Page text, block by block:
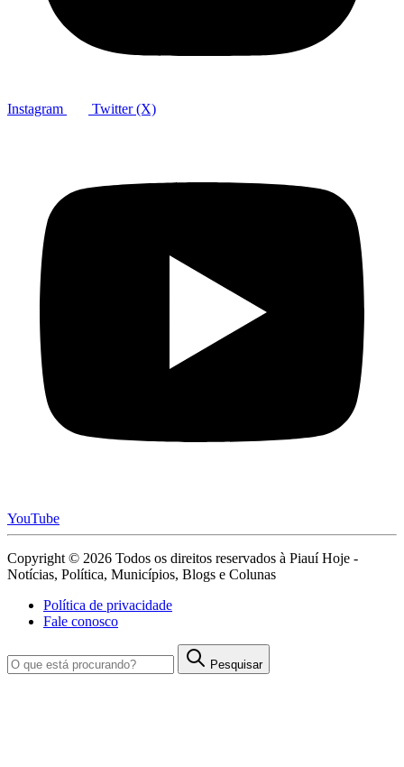
Instagram Twitter (X)
YouTube
Copyright © 2026 Todos os direitos reservados à Piauí Hoje -
Notícias, Política, Municípios, Blogs e Colunas
Política de privacidade
Fale conosco
Pesquisar